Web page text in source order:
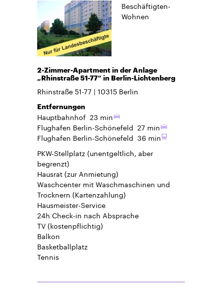
Beschäftigten-
Wohnen
2-Zimmer-Apartment in der Anlage
„Rhinstraße 51-77“ in Berlin-Lichtenberg
Rhinstraße 51-77 10315 Berlin
Entfernungen
Hauptbahnhof 23 min
Flughafen Berlin-Schönefeld 27 min
Flughafen Berlin-Schönefeld 36 min
PKW-Stellplatz(unentgeltlich, aber
begrenzt)
Hausrat(zur Anmietung)
Waschcenter mit Waschmaschinen und
Trocknern (Kartenzahlung)
Hausmeister-Service
24h Check-in nach Absprache
TV(kostenpflichtig)
Balkon
Basketballplatz
Tennis